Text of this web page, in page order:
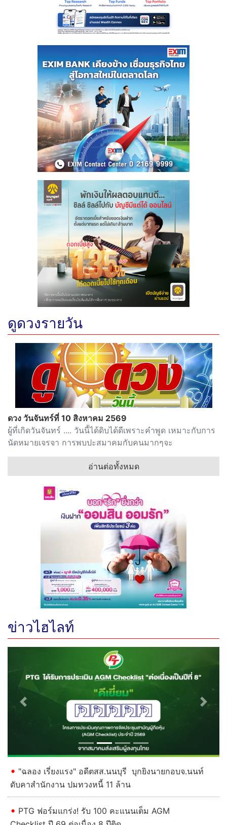
ดูดวงรายวัน
ดวง วันจันทร์ที่ 10 สิงหาคม 2569
ผู้ที่เกิดวันจันทร์ .... วันนี้ได้ดิบได้ดีเพราะคำพูด เหมาะกับการ
นัดหมายเจรจา การพบปะสมาคมกับคนมากๆจะ
อ่านต่อทั้งหมด
ข่าวไฮไลท์
Previous Next
"ฉลอง เรี่ยงแรง" อดีตสส.นนบุรี บุกยิงนายกอบจ.นนท์
ดับคาสำนักงาน ปมทวงหนี้ 11 ล้าน
PTG ฟอร์มแกร่ง! รับ 100 คะแนนเต็ม AGM